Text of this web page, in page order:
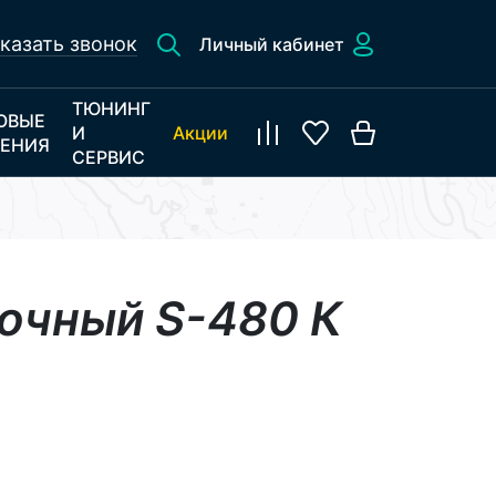
звонок Личный кабинет
ТЮНИНГ
И
СЕРВИС
Акции
S-480 К